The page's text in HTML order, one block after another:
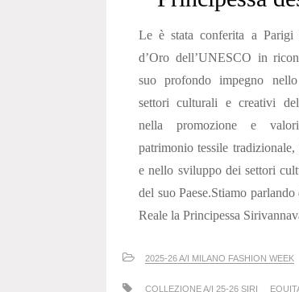
Le è stata conferita a Parigi
d’Oro dell’UNESCO in
suo profondo impegno
settori culturali e creativi
nella promozione e
patrimonio tessile
e nello sviluppo dei settori
del suo Paese.Stiamo
Reale la Principessa
2025-26 A/I MILANO FASHION WEEK
COLLEZIONE A/I 25-26 SIRI